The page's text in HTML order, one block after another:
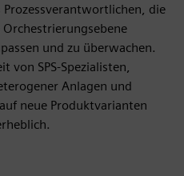
die
und zu überwachen.
von SPS-Spezialisten,
Anlagen und
neue Produktvarianten